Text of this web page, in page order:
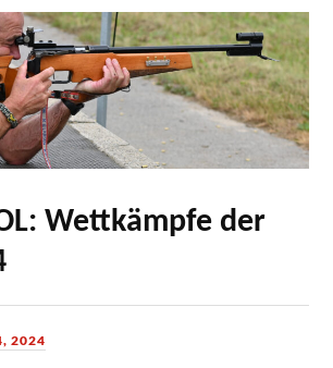
Wettkämpfe der
2024